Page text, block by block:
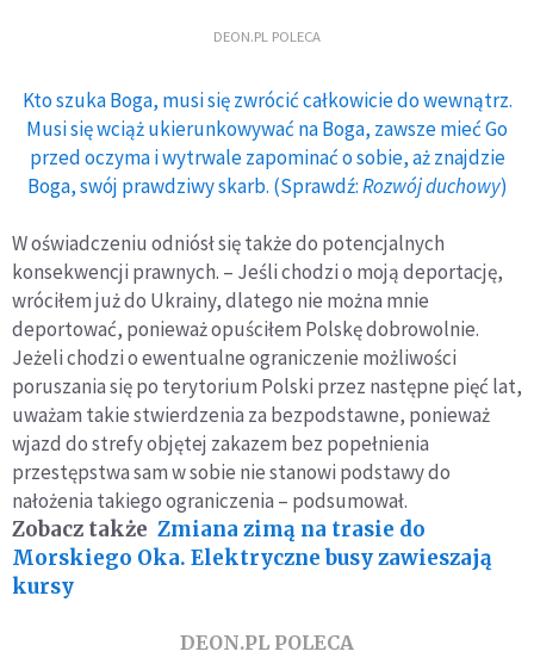
DEON.PL POLECA
Kto szuka Boga, musi się zwrócić całkowicie do wewnątrz.
Musi się wciąż ukierunkowywać na Boga, zawsze mieć Go
przed oczyma i wytrwale zapominać o sobie, aż znajdzie
Boga, swój prawdziwy skarb. (Sprawdź:Rozwój duchowy)
W oświadczeniu odniósł się także do potencjalnych
konsekwencji prawnych. – Jeśli chodzi o moją deportację,
wróciłem już do Ukrainy, dlatego nie można mnie
deportować, ponieważ opuściłem Polskę dobrowolnie.
Jeżeli chodzi o ewentualne ograniczenie możliwości
poruszania się po terytorium Polski przez następne pięć lat,
uważam takie stwierdzenia za bezpodstawne, ponieważ
wjazd do strefy objętej zakazem bez popełnienia
przestępstwa sam w sobie nie stanowi podstawy do
nałożenia takiego ograniczenia – podsumował.
Zobacz także Zmiana zimą na trasie do
Morskiego Oka. Elektryczne busy zawieszają
kursy
DEON.PL POLECA